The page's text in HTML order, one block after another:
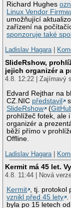
Richard Hughes
Linux Vendor
umožňující
zařízení na
sponzoruje také
Ladislav Hagara |
SlideRshow,
jejich organizér a
4.8. 12:22 | Zajímavý
Edvard Rejthar na
CZ.NIC představil
SlideRshow
(
prohlížeč fotek, ale
organizér a
běží přímo v
Offline.
Ladislav Hagara |
Kermit má 45 let.
4.8. 11:44 | Nová
Kermit , tj. protokol
vznikl před 45 lety .
byla po 15 letech